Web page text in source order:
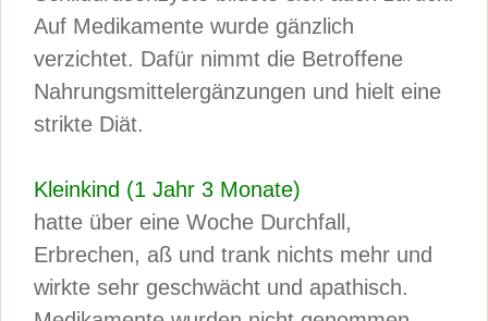
Auf Medikamente wurde gänzlich
verzichtet. Dafür nimmt die Betroffene
Nahrungsmittelergänzungen und hielt eine
strikte Diät.
Kleinkind (1 Jahr 3 Monate)
hatte über eine Woche Durchfall,
Erbrechen, aß und trank nichts mehr und
wirkte sehr geschwächt und apathisch.